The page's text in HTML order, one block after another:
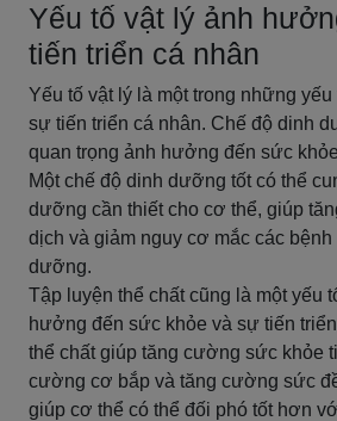
Yếu tố vật lý ảnh
tiến triển cá nhân
Yếu tố vật lý là một trong những
sự tiến triển cá nhân. Chế độ dinh
quan trọng ảnh hưởng đến sức
Một chế độ dinh dưỡng tốt có thể
dưỡng cần thiết cho cơ thể, giúp
dịch và giảm nguy cơ mắc các
dưỡng.
Tập luyện thể chất cũng là một yếu
hưởng đến sức khỏe và sự tiến
thể chất giúp tăng cường sức khỏe
cường cơ bắp và tăng cường sức
giúp cơ thể có thể đối phó tốt hơn